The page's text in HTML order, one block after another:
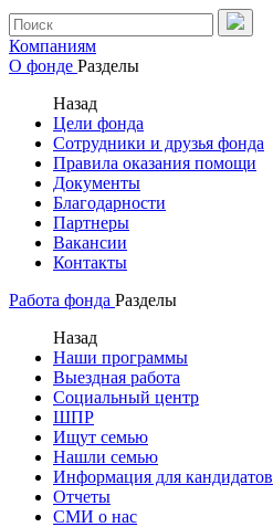
Компаниям
О фонде Разделы
Назад
Цели фонда
Сотрудники и друзья фонда
Правила оказания помощи
Документы
Благодарности
Партнеры
Вакансии
Контакты
Работа фонда Разделы
Назад
Наши программы
Выездная работа
Социальный центр
ШПР
Ищут семью
Нашли семью
Информация для кандидатов
Отчеты
СМИ о нас